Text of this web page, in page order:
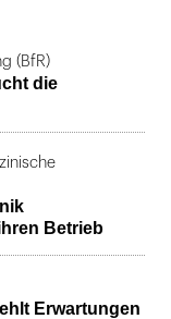
(BfR)
die
Betrieb
Erwartungen